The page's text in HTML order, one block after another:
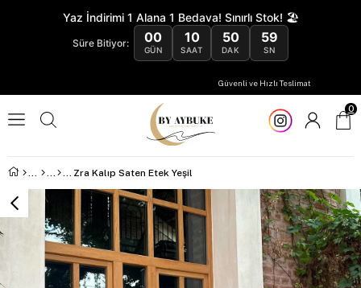
Yaz İndirimi 1 Alana 1 Bedava! Sınırlı Stok! 🏖️
Süre Bitiyor: 00
GÜN
10
SAAT
50
DAK
59
SN
Güvenli ve Hızlı Teslimat
0
Zra Kalıp Saten Etek Yeşil